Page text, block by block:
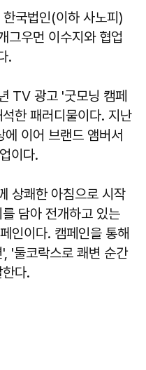
국법인(이하 사노피)
그우먼 이수지와 협업
.
TV 광고 '굿모닝 캠페
한 패러디물이다. 지난
이어 브랜드 앰버서
이다.
상쾌한 아침으로 시작
담아 전개하고 있는
인이다. 캠페인을 통해
'둘코락스로 쾌변 순간
다.